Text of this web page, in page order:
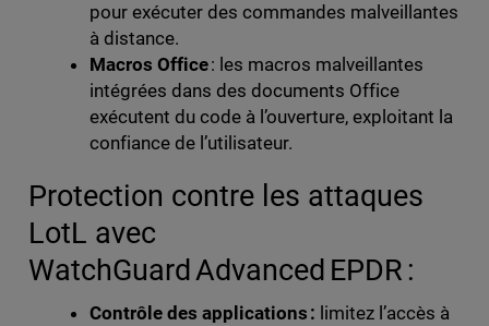
pour exécuter des commandes malveillantes
à distance.
Macros Office: les macros malveillantes
intégrées dans des documents Office
exécutent du code à l’ouverture, exploitant la
confiance de l’utilisateur.
Protection contre les attaques
LotL avec
WatchGuard Advanced EPDR :
Contrôle des applications : limitez l’accès à